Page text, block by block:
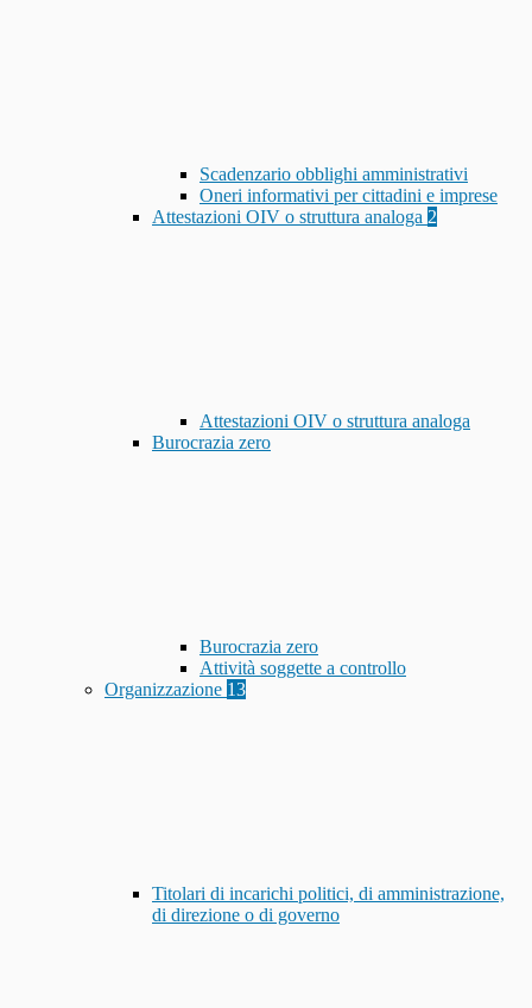
Scadenzario obblighi amministrativi
Oneri informativi per cittadini e imprese
Attestazioni OIV o struttura analoga 2
Attestazioni OIV o struttura analoga
Burocrazia zero
Burocrazia zero
Attività soggette a controllo
Organizzazione 13
Titolari di incarichi politici, di amministrazione,
di direzione o di governo